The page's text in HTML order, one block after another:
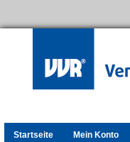
Startseite Mein Konto